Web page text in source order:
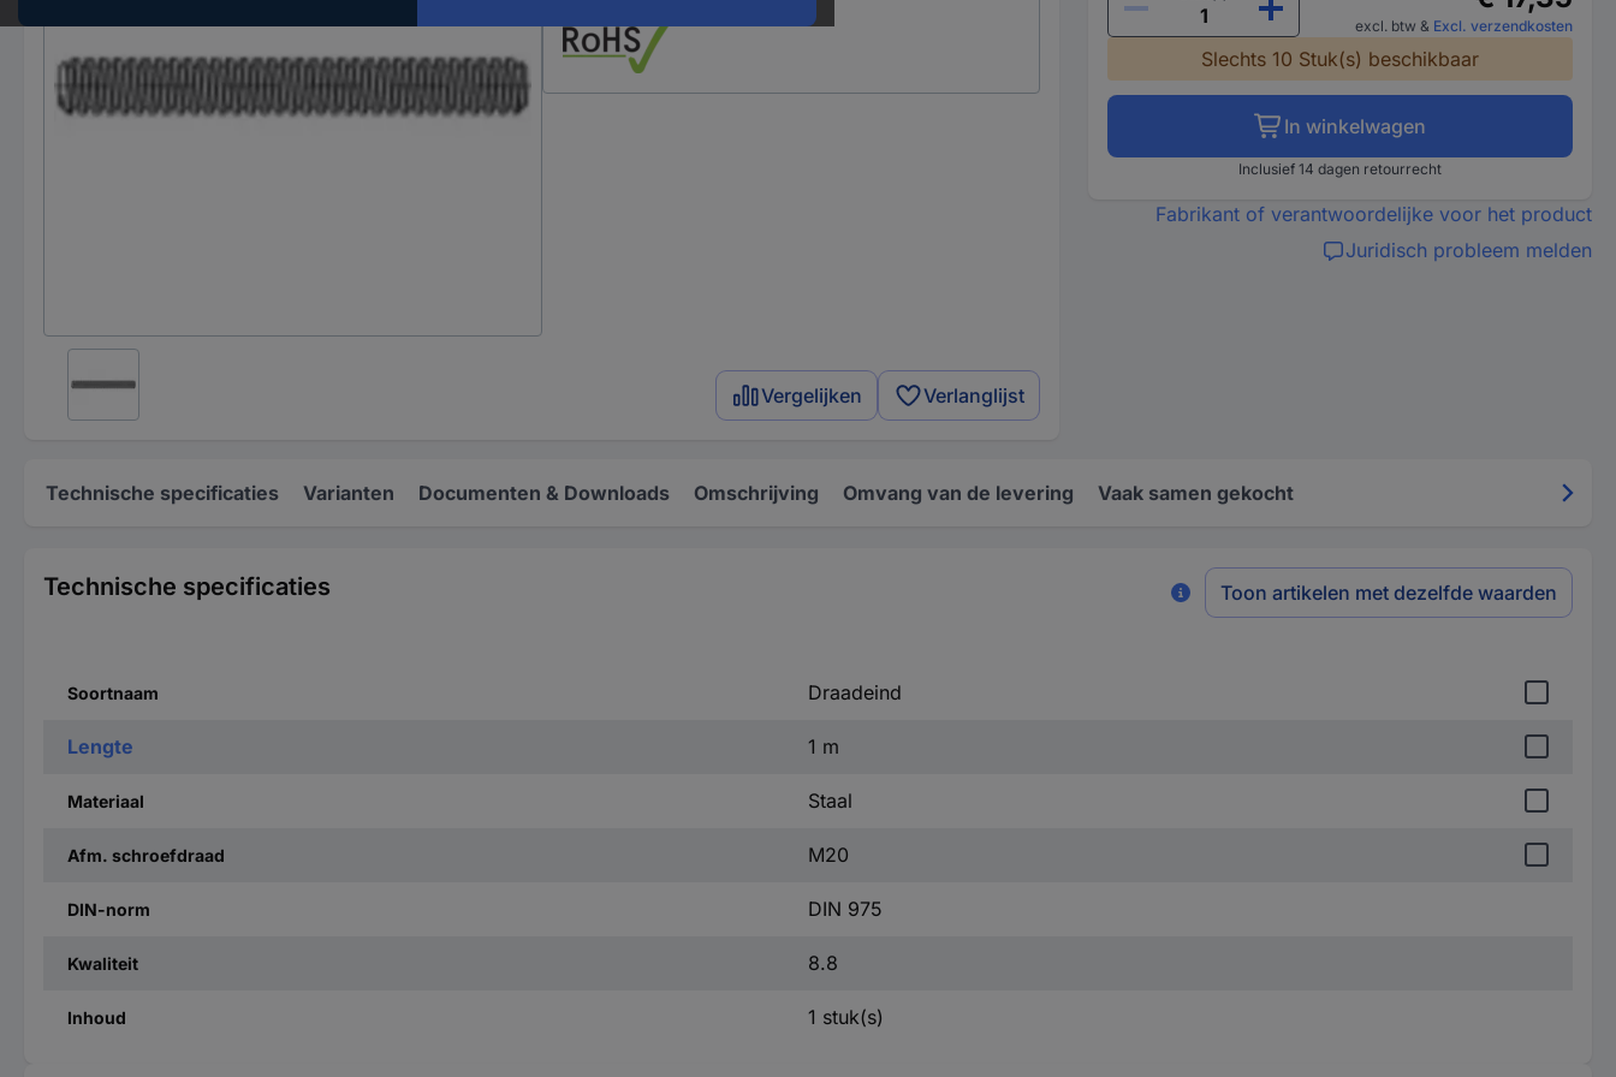
Vergelijken Verlanglijst
excl. btw & Excl. verzendkosten
Slechts 10 Stuk(s) beschikbaar
In winkelwagen
Inclusief 14 dagen retourrecht
Fabrikant of verantwoordelijke voor het product
Juridisch probleem melden
Technische specificaties Varianten Documenten & Downloads Omschrijving Omvang van de levering Vaak samen gekocht
Technische specificaties Toon artikelen met dezelfde waarden
Soortnaam Draadeind
Lengte 1 m
Materiaal Staal
Afm. schroefdraad M20
DIN-norm DIN 975
Kwaliteit 8.8
Inhoud 1 stuk(s)